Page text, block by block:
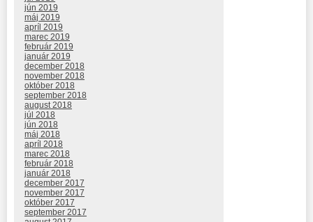
jún 2019
máj 2019
apríl 2019
marec 2019
február 2019
január 2019
december 2018
november 2018
október 2018
september 2018
august 2018
júl 2018
jún 2018
máj 2018
apríl 2018
marec 2018
február 2018
január 2018
december 2017
november 2017
október 2017
september 2017